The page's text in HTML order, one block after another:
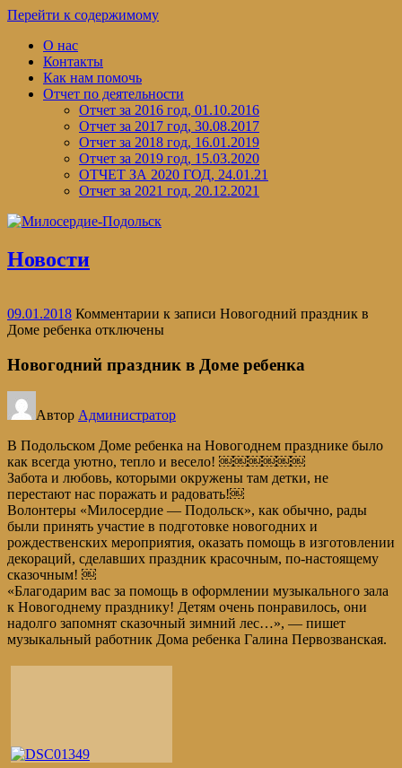
Перейти к содержимому
О нас
Контакты
Как нам помочь
Отчет по деятельности
Отчет за 2016 год, 01.10.2016
Отчет за 2017 год, 30.08.2017
Отчет за 2018 год, 16.01.2019
Отчет за 2019 год, 15.03.2020
ОТЧЕТ ЗА 2020 ГОД, 24.01.21
Отчет за 2021 год, 20.12.2021
Новости
09.01.2018 Комментарии к записи Новогодний праздник в
Доме ребенка отключены
Новогодний праздник в Доме ребенка
Автор Администратор
В Подольском Доме ребенка на Новогоднем празднике было
как всегда уютно, тепло и весело! ￼￼￼￼￼￼
Забота и любовь, которыми окружены там детки, не
перестают нас поражать и радовать!￼
Волонтеры «Милосердие — Подольск», как обычно, рады
были принять участие в подготовке новогодних и
рождественских мероприятия, оказать помощь в изготовлении
декораций, сделавших праздник красочным, по-настоящему
сказочным! ￼
«Благодарим вас за помощь в оформлении музыкального зала
к Новогоднему празднику! Детям очень понравилось, они
надолго запомнят сказочный зимний лес…», — пишет
музыкальный работник Дома ребенка Галина Первозванская.